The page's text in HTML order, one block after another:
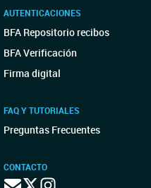
AUTENTICACIONES
BFA Repositorio recibos
BFA Verificación
Firma digital
FAQ Y TUTORIALES
Preguntas Frecuentes
CONTACTO